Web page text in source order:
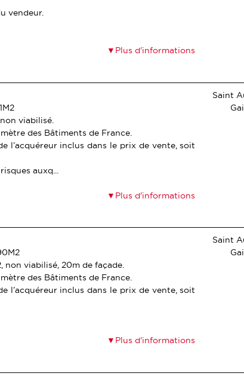
vendeur.
Plus d'informations
viabilisé.
des Bâtiments de France.
l’acquéreur inclus dans le prix de vente, soit
auxq...
Plus d'informations
Saint
non viabilisé, 20m de façade.
des Bâtiments de France.
l’acquéreur inclus dans le prix de vente, soit
Plus d'informations
Saint